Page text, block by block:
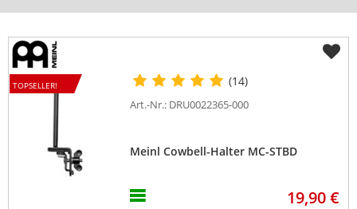
TOPSELLER! (14)
Art.-Nr.: DRU0022365-000
Meinl Cowbell-Halter MC-STBD
19,90 €